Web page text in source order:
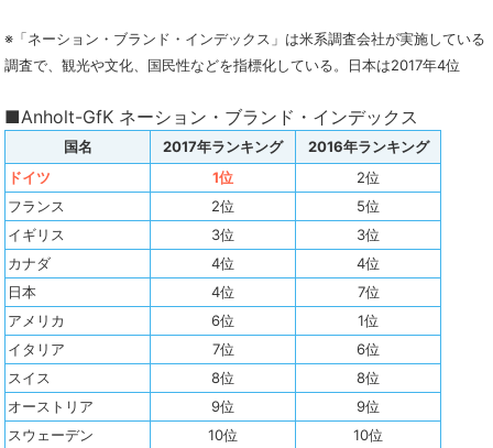
※「ネーション・ブランド・インデックス」は米系調査会社が実施している
調査で、観光や文化、国民性などを指標化している。日本は2017年4位
■Anholt-GfK ネーション・ブランド・インデックス
国名 2017年ランキング
2016年ランキング
ドイツ
1位
2位
フランス
2位
5位
イギリス
3位
3位
カナダ
4位
4位
日本
4位
7位
アメリカ
6位
1位
イタリア
7位
6位
スイス
8位
8位
オーストリア
9位
9位
スウェーデン
10位
10位